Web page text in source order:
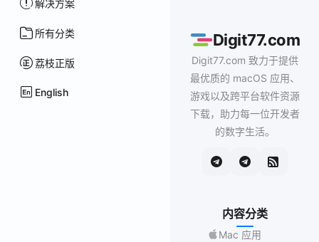
解决方案
所有分类
荔枝正版
English
Digit77.com
Digit77.com 致力于提供
最优质的 macOS 应用、
游戏以及跨平台软件资源
下载，助力每一位开发者
的数字生活。
内容分类
Mac 应用